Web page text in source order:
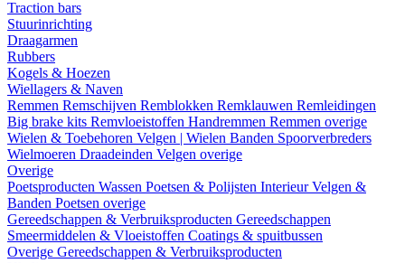
Traction bars
Stuurinrichting
Draagarmen
Rubbers
Kogels & Hoezen
Wiellagers & Naven
Remmen Remschijven Remblokken Remklauwen Remleidingen
Big brake kits Remvloeistoffen Handremmen Remmen overige
Wielen & Toebehoren Velgen | Wielen Banden Spoorverbreders
Wielmoeren Draadeinden Velgen overige
Overige
Poetsproducten Wassen Poetsen & Polijsten InterieurVelgen &
Banden Poetsen overige
Gereedschappen & Verbruiksproducten Gereedschappen
Smeermiddelen & Vloeistoffen Coatings & spuitbussen
Overige Gereedschappen & Verbruiksproducten